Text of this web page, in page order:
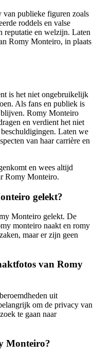
van publieke figuren zoals
roddels en valse
reputatie en welzijn. Laten
Romy Monteiro, in plaats
is het niet ongebruikelijk
Als fans en publiek is
Romy Monteiro
en verdient het niet
Laten we
van haar carrière en
en wees altijd
Romy Monteiro.
gelekt?
Monteiro gelekt. De
monteiro naakt en romy
maar er zijn geen
van Romy
uit
om de privacy van
te gaan naar
Monteiro?